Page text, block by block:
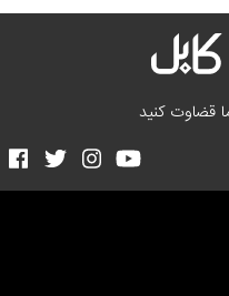
قضاوت کنید